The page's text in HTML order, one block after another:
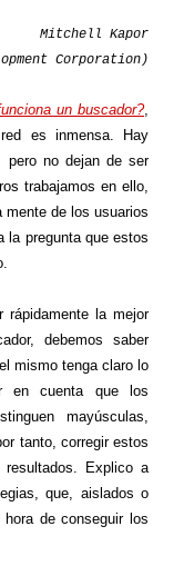
Mitchell Kapor
Corporation)
un buscador?,
es inmensa. Hay
pero no dejan de ser
trabajamos en ello,
mente de los usuarios
la pregunta que estos
rápidamente la mejor
debemos saber
mismo tenga claro lo
en cuenta que los
mayúsculas,
tanto, corregir estos
Explico a
que, aislados o
de conseguir los